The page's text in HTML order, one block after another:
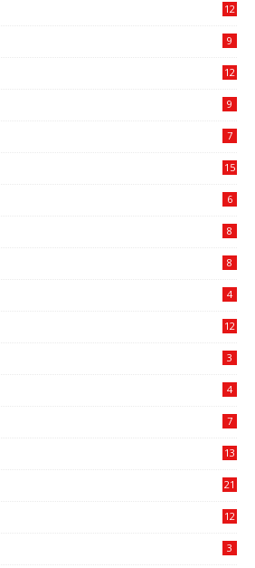
12
9
12
9
7
15
6
8
8
4
12
3
4
7
13
21
12
3